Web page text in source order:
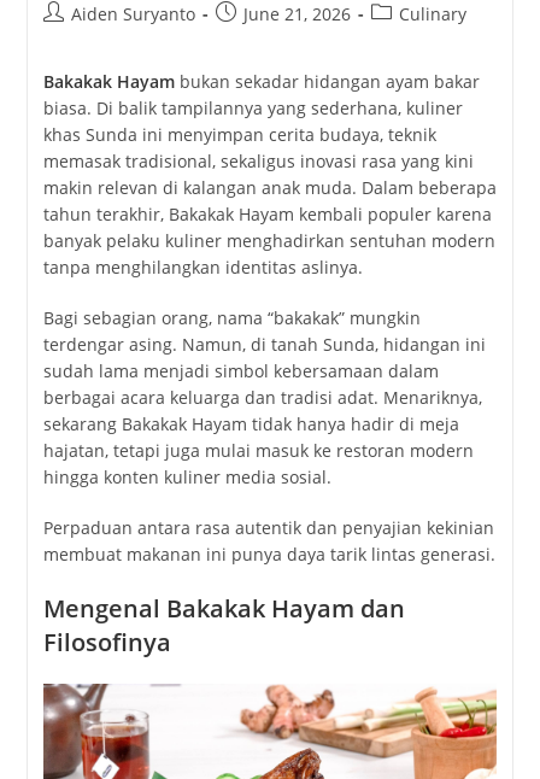
PostAiden Suryanto
PostJune 21, 2026
PostCulinary
Bakakak Hayambukan sekadar hidangan ayam bakar
biasa. Di balik tampilannya yang sederhana, kuliner
khas Sunda ini menyimpan cerita budaya, teknik
memasak tradisional, sekaligus inovasi rasa yang kini
makin relevan di kalangan anak muda. Dalam beberapa
tahun terakhir, Bakakak Hayam kembali populer karena
banyak pelaku kuliner menghadirkan sentuhan modern
tanpa menghilangkan identitas aslinya.
Bagi sebagian orang, nama “bakakak” mungkin
terdengar asing. Namun, di tanah Sunda, hidangan ini
sudah lama menjadi simbol kebersamaan dalam
berbagai acara keluarga dan tradisi adat. Menariknya,
sekarang Bakakak Hayam tidak hanya hadir di meja
hajatan, tetapi juga mulai masuk ke restoran modern
hingga konten kuliner media sosial.
Perpaduan antara rasa autentik dan penyajian kekinian
membuat makanan ini punya daya tarik lintas generasi.
Mengenal Bakakak Hayam dan
Filosofinya